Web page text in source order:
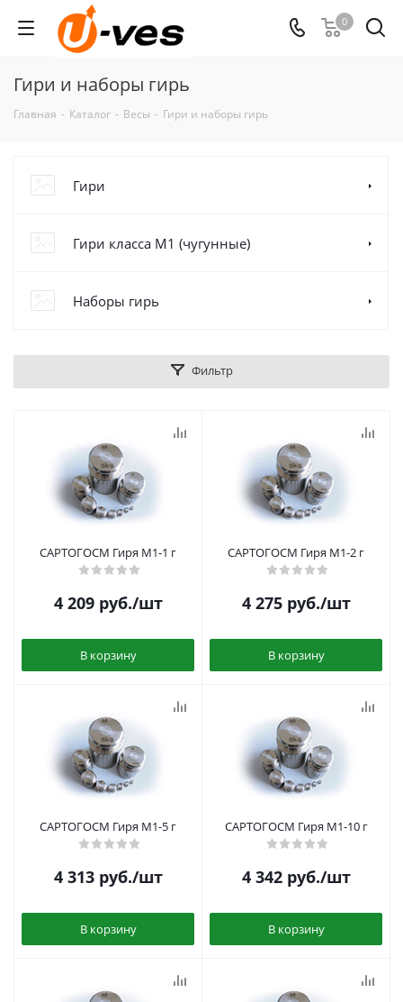
0
Гири и наборы гирь
Главная - Каталог - Весы - Гири и наборы гирь
Гири
Гири класса M1 (чугунные)
Наборы гирь
Фильтр
САРТОГОСМ Гиря M1-1 г
4 209руб./шт
В корзину
САРТОГОСМ Гиря M1-2 г
4 275руб./шт
В корзину
САРТОГОСМ Гиря M1-5 г
4 313руб./шт
В корзину
САРТОГОСМ Гиря M1-10 г
4 342руб./шт
В корзину